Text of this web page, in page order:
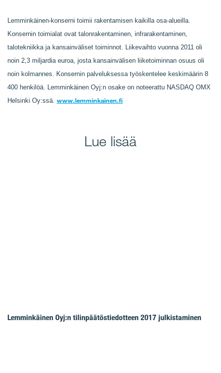
Lemminkäinen-konserni toimii rakentamisen kaikilla osa-alueilla.
Konsernin toimialat ovat talonrakentaminen, infrarakentaminen,
talotekniikka ja kansainväliset toiminnot. Liikevaihto vuonna 2011 oli
noin 2,3 miljardia euroa, josta kansainvälisen liiketoiminnan osuus oli
noin kolmannes. Konsernin palveluksessa työskentelee keskimäärin 8
400 henkilöä. Lemminkäinen Oyj:n osake on noteerattu NASDAQ OMX
Helsinki Oy:ssä. www.lemminkainen.fi
Lue lisää
Lemminkäinen Oyj:n tilinpäätöstiedotteen 2017 julkistaminen